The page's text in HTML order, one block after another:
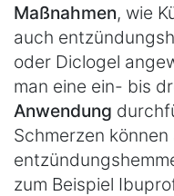
Maßnahmen, wie
auch
oder Diclogel
man eine ein- bis
Anwendung
Schmerzen können
zum Beispiel